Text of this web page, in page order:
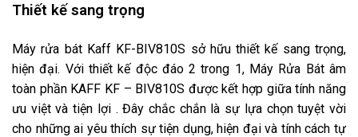
Thiết kế sang trọng
Máy rửa bát Kaff KF-BIV810S sở hữu thiết kế sang trọng,
hiện đại. Với thiết kế độc đáo 2 trong 1, Máy Rửa Bát âm
toàn phần KAFF KF – BIV810S được kết hợp giữa tính năng
ưu việt và tiện lợi . Đây chắc chắn là sự lựa chọn tuyệt vời
cho những ai yêu thích sự tiện dụng, hiện đại và tính cách tự